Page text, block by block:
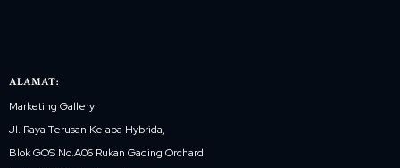
ALAMAT:
Marketing Gallery
Jl. Raya Terusan Kelapa Hybrida,
Blok GOS No.A06 Rukan Gading Orchard